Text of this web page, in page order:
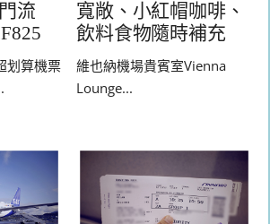
流
划算機票
寬敞、小紅帽咖啡、
飲料食物隨時補充
維也納機場貴賓室Vienna
Lounge...